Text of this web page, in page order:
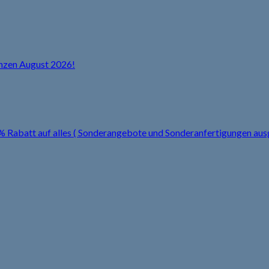
August 2026!
auf alles ( Sonderangebote und Sonderanfertigungen